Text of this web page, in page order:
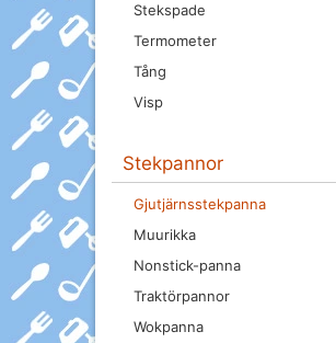
Stekspade
Termometer
Tång
Visp
Stekpannor
Gjutjärnsstekpanna
Muurikka
Nonstick-panna
Traktörpannor
Wokpanna